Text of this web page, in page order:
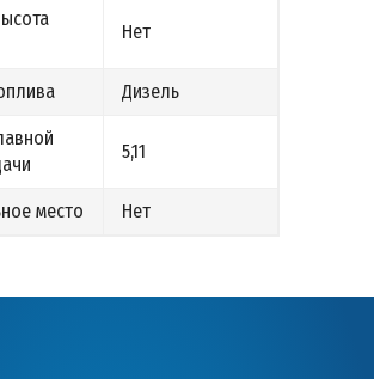
Нет
Дизель
5,11
место Нет